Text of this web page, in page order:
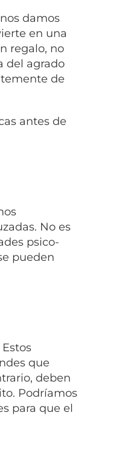
damos
en una
regalo, no
del agrado
de
antes de
No es
psico-
pueden
que
deben
Podríamos
para que el